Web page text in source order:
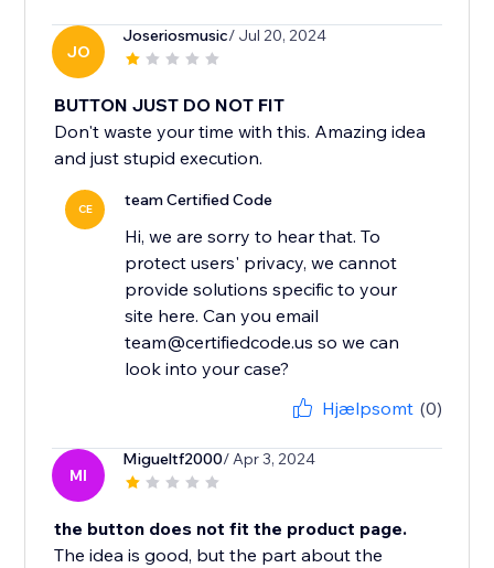
JO
Joseriosmusic/ Jul 20, 2024
BUTTON JUST DO NOT FIT
Don't waste your time with this. Amazing idea
and just stupid execution.
CE team Certified Code
Hi, we are sorry to hear that. To
protect users' privacy, we cannot
provide solutions specific to your
site here. Can you email
team@certifiedcode.us so we can
look into your case?
Hjælpsomt (0)
MI
Migueltf2000/ Apr 3, 2024
the button does not fit the product page.
The idea is good, but the part about the